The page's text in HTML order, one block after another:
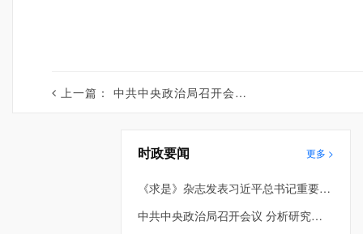
上一篇： 中共中央政治局召开会议 分析研究当前经济形势和经济工作 中共中央总书记习近平主持会议
时政要闻 更多 >
《求是》杂志发表习近平总书记重要文章《在省部级主要领导干部学习贯彻党的二十届四中全会精神专题研讨班上的讲话》
中共中央政治局召开会议 分析研究当前经济形势和经济工作 中共中央总书记习近平主持会议